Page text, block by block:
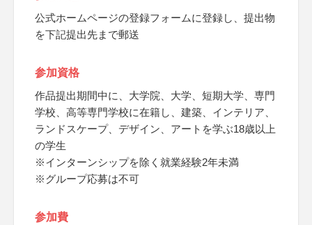
公式ホームページの登録フォームに登録し、提出物
を下記提出先まで郵送
参加資格
作品提出期間中に、大学院、大学、短期大学、専門
学校、高等専門学校に在籍し、建築、インテリア、
ランドスケープ、デザイン、アートを学ぶ18歳以上
の学生
※インターンシップを除く就業経験2年未満
※グループ応募は不可
参加費